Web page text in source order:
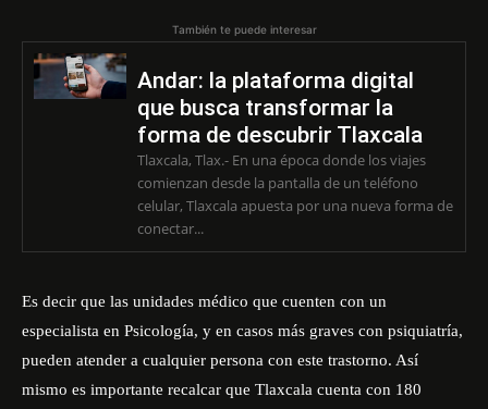
También te puede interesar
Andar: la plataforma digital
que busca transformar la
forma de descubrir Tlaxcala
Tlaxcala, Tlax.- En una época donde los viajes
comienzan desde la pantalla de un teléfono
celular, Tlaxcala apuesta por una nueva forma de
conectar...
Es decir que las unidades médico que cuenten con un
especialista en Psicología, y en casos más graves con psiquiatría,
pueden atender a cualquier persona con este trastorno. Así
mismo es importante recalcar que Tlaxcala cuenta con 180